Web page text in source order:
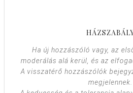
Ha új hozzászóló vagy, az
moderálás alá kerül, és az
A visszatérő hozzászólók
megjelennek.